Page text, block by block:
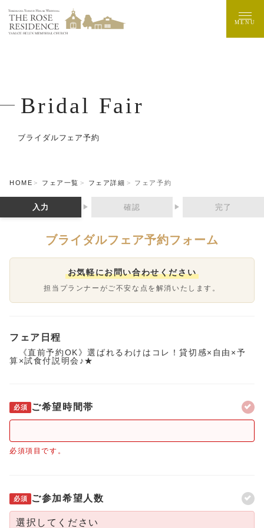
Bridal Fair
ブライダルフェア予約
MENU
HOME フェア一覧 フェア詳細 フェア予約
入力 ▶ 確認 ▶ 完了
ブライダルフェア予約フォーム
お気軽にお問い合わせください
担当プランナーがご不安な点を解消いたします。
フェア日程
《直前予約OK》選ばれるわけはコレ！貸切感×自由×予
算×試食付説明会♪★
必須 ご希望時間帯
必須項目です。
必須 ご参加希望人数